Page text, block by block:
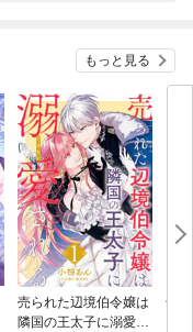
もっと見る
売られた辺境伯令嬢は
隣国の王太子に溺愛さ
千